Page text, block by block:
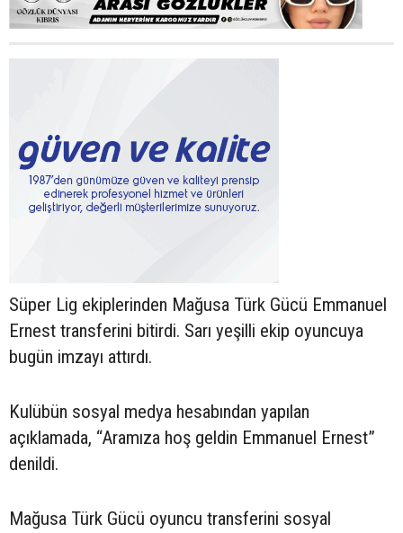
Süper Lig ekiplerinden Mağusa Türk Gücü Emmanuel
Ernest transferini bitirdi. Sarı yeşilli ekip oyuncuya
bugün imzayı attırdı.
Kulübün sosyal medya hesabından yapılan
açıklamada, “Aramıza hoş geldin Emmanuel Ernest”
denildi.
Mağusa Türk Gücü oyuncu transferini sosyal